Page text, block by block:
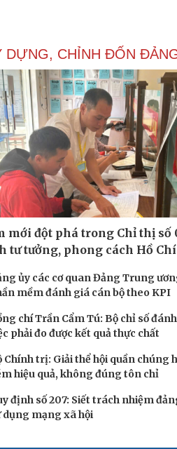
DỰNG, CHỈNH ĐỐN
mới đột phá trong Chỉ thị số
tư tưởng, phong cách Hồ
ủy các cơ quan Đảng Trung
mềm đánh giá cán bộ theo KPI
chí Trần Cẩm Tú: Bộ chỉ số
phải đo được kết quả thực chất
Chính trị: Giải thể hội quần chúng
hiệu quả, không đúng tôn chỉ
định số 207: Siết trách nhiệm
dụng mạng xã hội